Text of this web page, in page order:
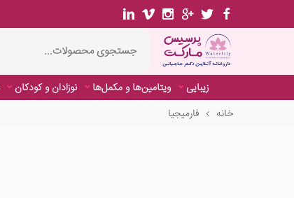
زیبایی ویتامین‌ها و مکمل‌ها نوزادان و کودکان
خانه
فارمیجیا